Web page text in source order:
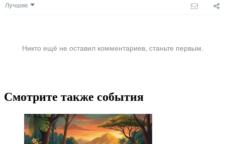
Лучшие
Никто ещё не оставил комментариев, станьте первым.
Смотрите также события